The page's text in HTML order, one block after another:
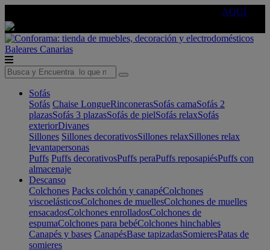
AQUÍ
Baleares Canarias
Sofás
Sofás Chaise LongueRinconerasSofás camaSofás 2
plazasSofás 3 plazasSofás de pielSofás relaxSofás
exteriorDivanes
Sillones Sillones decorativosSillones relaxSillones relax
levantapersonas
Puffs Puffs decorativosPuffs peraPuffs reposapiésPuffs con
almacenaje
Descanso
Colchones Packs colchón y canapéColchones
viscoelásticosColchones de muellesColchones de muelles
ensacadosColchones enrolladosColchones de
espumaColchones para bebéColchones hinchables
Canapés y bases CanapésBase tapizadasSomieresPatas de
somieres